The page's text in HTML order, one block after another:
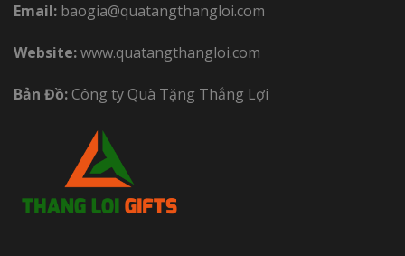
Email: baogia@quatangthangloi.com
Website:www.quatangthangloi.com
Bản Đồ:Công ty Quà Tặng Thắng Lợi